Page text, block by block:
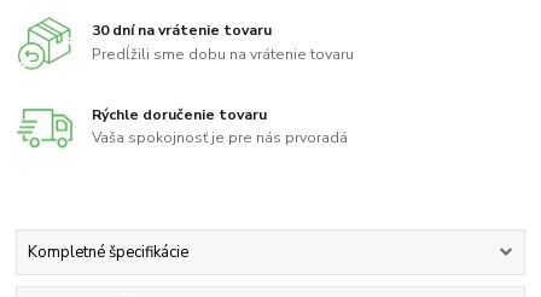
30 dní na vrátenie tovaru
Predĺžili sme dobu na vrátenie tovaru
Rýchle doručenie tovaru
Vaša spokojnosť je pre nás prvoradá
Kompletné špecifikácie